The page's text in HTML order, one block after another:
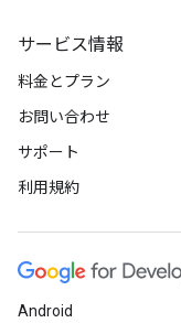
サービス情報
料金とプラン
お問い合わせ
サポート
利用規約
Android